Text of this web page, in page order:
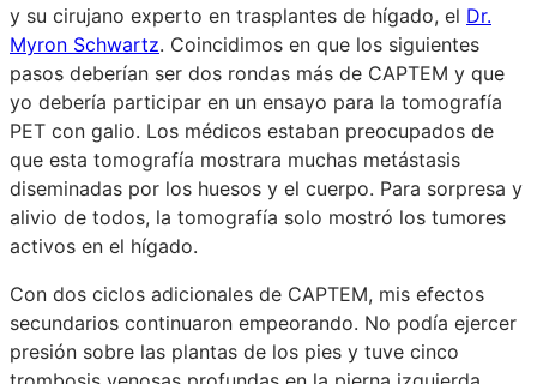
y su cirujano experto en trasplantes de hígado, el Dr.
Myron Schwartz. Coincidimos en que los siguientes
pasos deberían ser dos rondas más de CAPTEM y que
yo debería participar en un ensayo para la tomografía
PET con galio. Los médicos estaban preocupados de
que esta tomografía mostrara muchas metástasis
diseminadas por los huesos y el cuerpo. Para sorpresa y
alivio de todos, la tomografía solo mostró los tumores
activos en el hígado.
Con dos ciclos adicionales de CAPTEM, mis efectos
secundarios continuaron empeorando. No podía ejercer
presión sobre las plantas de los pies y tuve cinco